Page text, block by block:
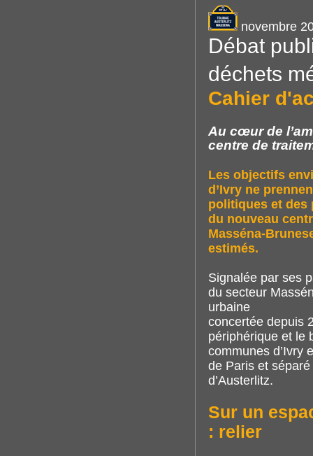
novembre
Débat
déchets
Cahier
Au cœur de
centre de
Les objectifs
d’Ivry ne
politiques et des
du nouveau
Masséna-
estimés.
Signalée par ses
du secteur
urbaine
concertée depuis
périphérique et le
communes d’Ivry
de Paris et
d’Austerlitz.
Sur un
: relier